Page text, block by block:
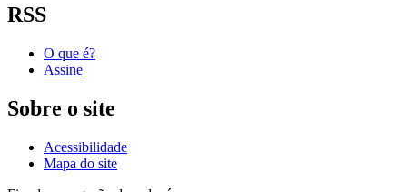
RSS
O que é?
Assine
Sobre o site
Acessibilidade
Mapa do site